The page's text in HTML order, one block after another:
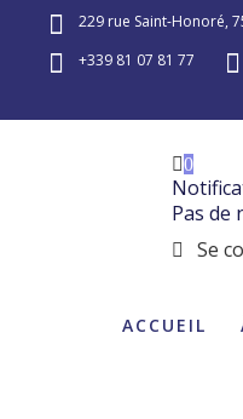
229 rue Saint-Honoré,
+339 81 07 81 77
0
Pas de
Se
ACCUEIL